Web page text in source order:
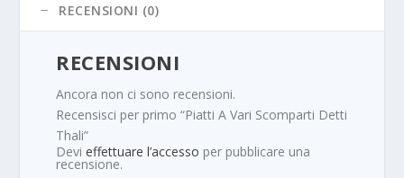
RECENSIONI (0)
RECENSIONI
Ancora non ci sono recensioni.
Recensisci per primo “Piatti A Vari Scomparti Detti
Thali”
Devieffettuare l’accesso per pubblicare una
recensione.